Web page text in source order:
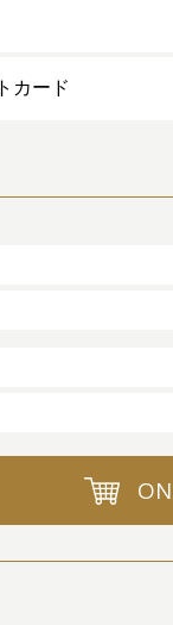
カード